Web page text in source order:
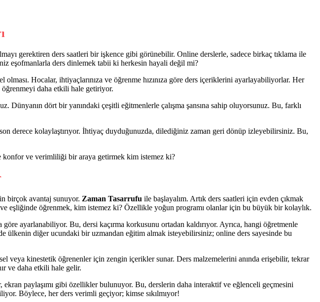
gerektiren ders saatleri bir işkence gibi görünebilir. Online derslerle, sadece birkaç tıklama ile
eşofmanlarla ders dinlemek tabii ki herkesin hayali değil mi?
Hocalar, ihtiyaçlarınıza ve öğrenme hızınıza göre ders içeriklerini ayarlayabiliyorlar. Her
öğrenmeyi daha etkili hale getiriyor.
Dünyanın dört bir yanındaki çeşitli eğitmenlerle çalışma şansına sahip oluyorsunuz. Bu, farklı
derece kolaylaştırıyor. İhtiyaç duyduğunuzda, dilediğiniz zaman geri dönüp izleyebilirsiniz. Bu,
konfor ve verimliliği bir araya getirmek kim istemez ki?
birçok avantaj sunuyor. Zaman Tasarrufu ile başlayalım. Artık ders saatleri için evden çıkmak
eşliğinde öğrenmek, kim istemez ki? Özellikle yoğun programı olanlar için bu büyük bir kolaylık.
ayarlanabiliyor. Bu, dersi kaçırma korkusunu ortadan kaldırıyor. Ayrıca, hangi öğretmenle
ülkenin diğer ucundaki bir uzmandan eğitim almak isteyebilirsiniz; online ders sayesinde bu
veya kinestetik öğrenenler için zengin içerikler sunar. Ders malzemelerini anında erişebilir, tekrar
ve daha etkili hale gelir.
ekran paylaşımı gibi özellikler bulunuyor. Bu, derslerin daha interaktif ve eğlenceli geçmesini
Böylece, her ders verimli geçiyor; kimse sıkılmıyor!